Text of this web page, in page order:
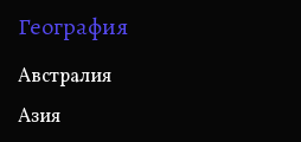
География
Австралия
Азия